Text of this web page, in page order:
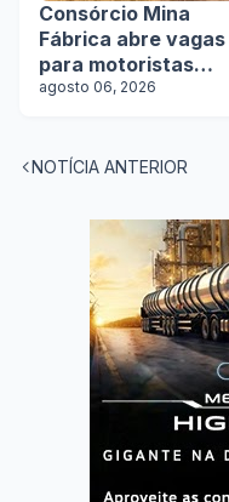
Consórcio Mina
Fábrica abre vagas
para motoristas
categoria D
agosto 06, 2026
NOTÍCIA ANTERIOR